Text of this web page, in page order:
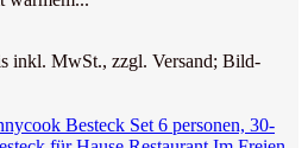
inkl. MwSt., zzgl. Versand; Bild-